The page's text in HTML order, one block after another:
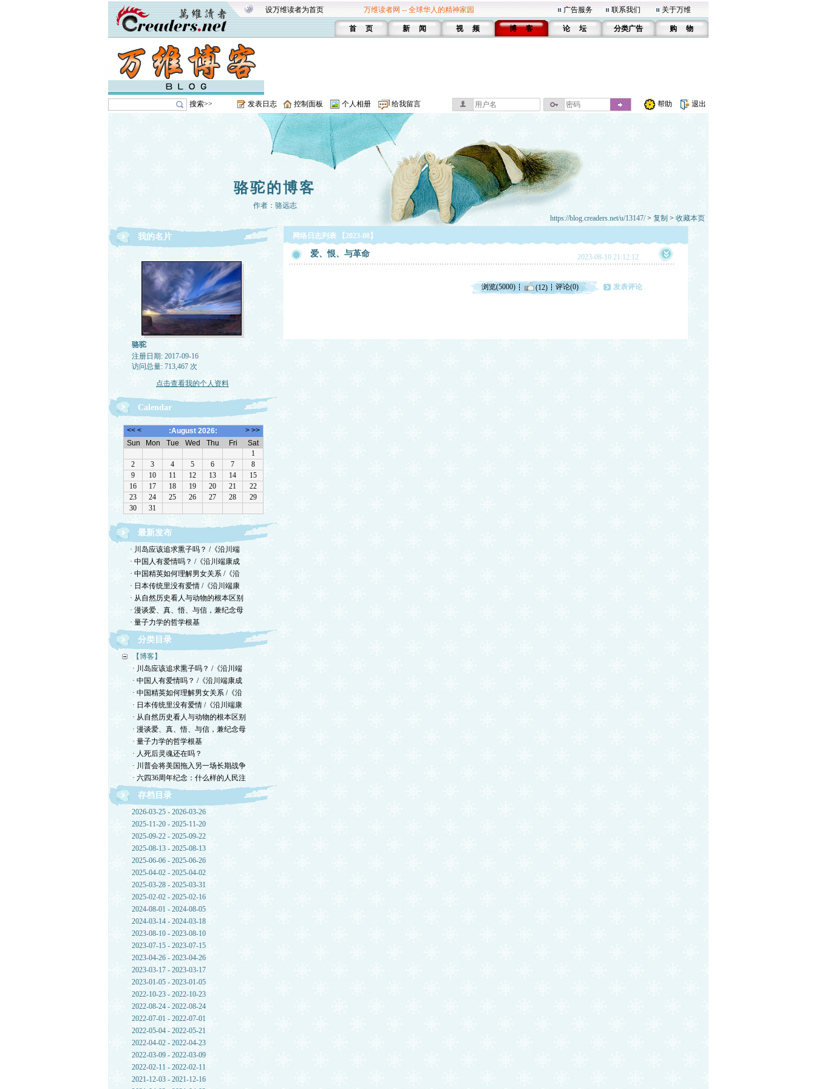
设万维读者为首页 万维读者网 -- 全球华人的精神家园 广告服务 联系我们 关于万维
首 页 新 闻 视 频 博 客 论 坛 分类广告 购 物
搜索>> 发表日志 控制面板 个人相册 给我留言 帮助 退出
骆驼的博客
作者：骆远志
https://blog.creaders.net/u/13147/> 复制 > 收藏本页
我的名片
骆驼
注册日期: 2017-09-16
访问总量: 713,467 次
点击查看我的个人资料
Calendar
最新发布
· 川岛应该追求熏子吗？ /《沿川端
· 中国人有爱情吗？ /《沿川端康成
· 中国精英如何理解男女关系 /《沿
· 日本传统里没有爱情 /《沿川端康
· 从自然历史看人与动物的根本区别
· 漫谈爱、真、悟、与信，兼纪念母
· 量子力学的哲学根基
分类目录
【博客】
· 川岛应该追求熏子吗？ /《沿川端
· 中国人有爱情吗？ /《沿川端康成
· 中国精英如何理解男女关系 /《沿
· 日本传统里没有爱情 /《沿川端康
· 从自然历史看人与动物的根本区别
· 漫谈爱、真、悟、与信，兼纪念母
· 量子力学的哲学根基
· 人死后灵魂还在吗？
· 川普会将美国拖入另一场长期战争
· 六四36周年纪念：什么样的人民注
存档目录
2026-03-25 - 2026-03-26
2025-11-20 - 2025-11-20
2025-09-22 - 2025-09-22
2025-08-13 - 2025-08-13
2025-06-06 - 2025-06-26
2025-04-02 - 2025-04-02
2025-03-28 - 2025-03-31
2025-02-02 - 2025-02-16
2024-08-01 - 2024-08-05
2024-03-14 - 2024-03-18
2023-08-10 - 2023-08-10
2023-07-15 - 2023-07-15
2023-04-26 - 2023-04-26
2023-03-17 - 2023-03-17
2023-01-05 - 2023-01-05
2022-10-23 - 2022-10-23
2022-08-24 - 2022-08-24
2022-07-01 - 2022-07-01
2022-05-04 - 2022-05-21
2022-04-02 - 2022-04-23
2022-03-09 - 2022-03-09
2022-02-11 - 2022-02-11
2021-12-03 - 2021-12-16
网络日志列表 【2023-08】
爱、恨、与革命 2023-08-10 21:12:12
浏览(5000) (12) 评论(0) 发表评论